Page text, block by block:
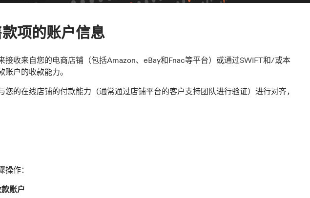
项的账户信息
收来自您的电商店铺（包括Amazon、eBay和Fnac等平台）或通过SWIFT和/或本
户的收款能力。
的在线店铺的付款能力（通常通过店铺平台的客户支持团队进行验证）进行对齐，
作：
账户